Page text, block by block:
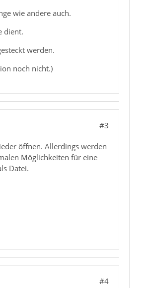
wie andere auch.
dient.
werden.
noch nicht.)
#3
öffnen. Allerdings werden
Möglichkeiten für eine
Datei.
#4